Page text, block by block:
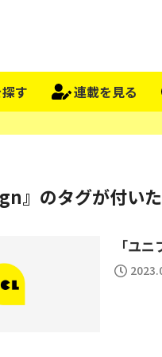
す 連載を見る
』のタグが付い
「ユ